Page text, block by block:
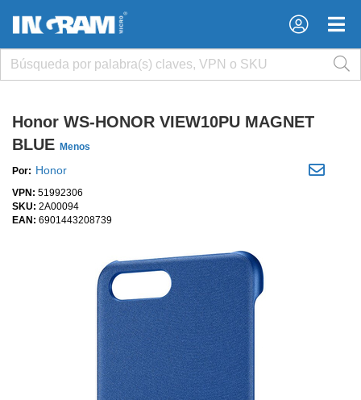
×
×
Honor WS-HONOR VIEW10PU MAGNET
BLUE Menos
Por: Honor
VPN: 51992306
SKU: 2A00094
EAN: 6901443208739